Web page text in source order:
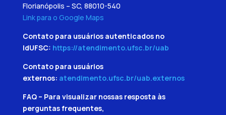
Florianópolis – SC, 88010-540
Link para o Google Maps
Contato para usuários autenticados no
IdUFSC: https://atendimento.ufsc.br/uab
Contato para usuários
externos: atendimento.ufsc.br/uab.externos
FAQ – Para visualizar nossas resposta às
perguntas frequentes,